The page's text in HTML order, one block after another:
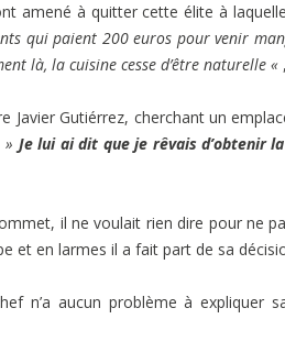
amené à quitter cette élite à
qui paient 200 euros pour venir
là, la cuisine cesse d’être naturelle «
Gutiérrez, cherchant un
» Je lui ai dit que je rêvais d’obtenir
il ne voulait rien dire pour ne
et en larmes il a fait part de sa
n’a aucun problème à expliquer